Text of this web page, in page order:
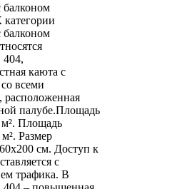
категории
каюта с
всеми
расположенная
палубе.Площадь
Площадь
Размер
см. Доступ к
с
трафика. В